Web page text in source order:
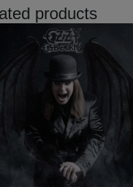
products